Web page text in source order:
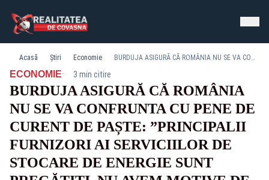
Acasă Știri Economie BURDUJA ASIGURĂ CĂ ROMÂNIA NU SE VA CONFRUNTA CU PENE DE CURENT DE PAȘTE: ”PRINCIPALII FURNIZORI AI SERVICIILOR DE STOCARE DE ENERGIE SUNT PREGĂTIȚI. NU AVEM MOTIVE DE ÎNGRIJORARE”
ECONOMIE· 3 min citire
BURDUJA ASIGURĂ CĂ ROMÂNIA
NU SE VA CONFRUNTA CU PENE DE
CURENT DE PAȘTE: ”PRINCIPALII
FURNIZORI AI SERVICIILOR DE
STOCARE DE ENERGIE SUNT